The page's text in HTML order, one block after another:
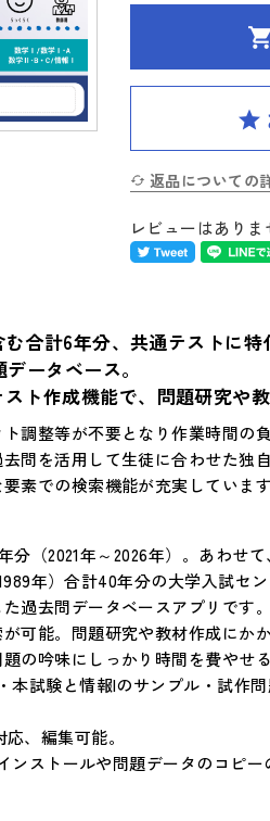
返品についての
レビューはありま
合計6年分、共通テストに
ータベース。
ト作成機能で、問題研究や
調整等が不要となり作業時間の
問を活用して生徒に合わせた独
素での検索機能が充実しています
（2021年～2026年）。あわせ
年）合計40年分の大学入試セ
過去問データベースアプリです
可能。問題研究や教材作成にか
の吟味にしっかり時間を費やせ
試験と情報Iのサンプル・試作問
、編集可能。
ストールや問題データのコピー